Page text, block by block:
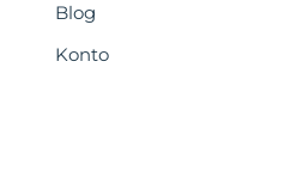
Blog
Konto